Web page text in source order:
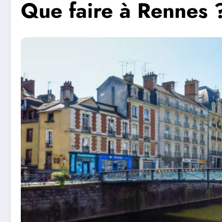
Que faire à Rennes